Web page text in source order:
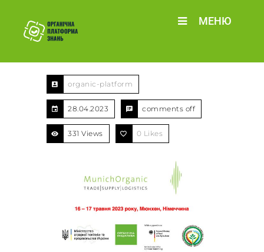
МЕНЮ
organic-platform
28.04.2023 comments off
331 Views 0 Likes